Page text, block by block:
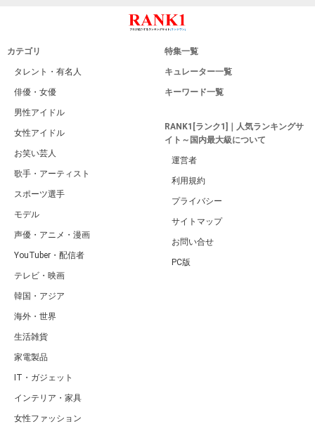
カテゴリ
タレント・有名人
俳優・女優
男性アイドル
女性アイドル
お笑い芸人
歌手・アーティスト
スポーツ選手
モデル
声優・アニメ・漫画
YouTuber・配信者
テレビ・映画
韓国・アジア
海外・世界
生活雑貨
家電製品
IT・ガジェット
インテリア・家具
女性ファッション
特集一覧
キュレーター一覧
キーワード一覧
RANK1[ランク1]｜人気ランキングサ
イト～国内最大級について
運営者
利用規約
プライバシー
サイトマップ
お問い合せ
PC版